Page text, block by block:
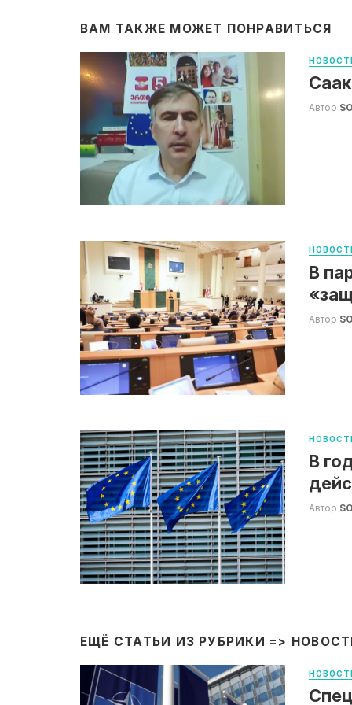
ВАМ ТАКЖЕ МОЖЕТ ПОНРАВИТЬСЯ
Автор
В
Автор
В
Автор
ЕЩЁ СТАТЬИ ИЗ РУБРИКИ =>